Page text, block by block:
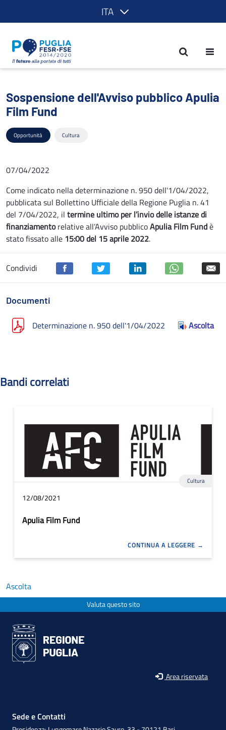
ITA
Sospensione dell'Avviso pubblico
Sospensione dell'Avviso pubblico Apulia
Film Fund
Opportunità Cultura
07/04/2022
Come indicato nella determinazione n. 950 dell'1/04/2022,
pubblicata sul Bollettino Ufficiale della Regione Puglia n. 41
del 7/04/2022, il termine ultimo per l’invio delle istanze di
finanziamentorelative all’Avviso pubblicoApulia Film Fundè
stato fissato alle 15:00 del 15 aprile 2022.
Condividi
Documenti
Determinazione n. 950 dell'1/04/2022 Ascolta
Bandi correlati
Cultura
12/08/2021
Apulia Film Fund
CONTINUA A LEGGERE
Ascolta
Valuta questo sito
Area riservata
Sede e Contatti